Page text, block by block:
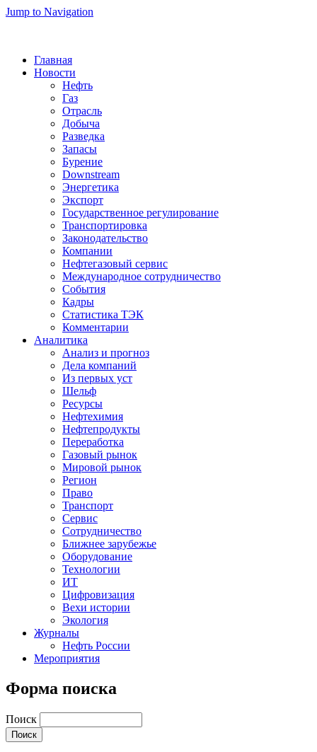
Jump to Navigation
Главная
Новости
Нефть
Газ
Отрасль
Добыча
Разведка
Запасы
Бурение
Downstream
Энергетика
Экспорт
Государственное регулирование
Транспортировка
Законодательство
Компании
Нефтегазовый сервис
Международное сотрудничество
События
Кадры
Статистика ТЭК
Комментарии
Аналитика
Анализ и прогноз
Дела компаний
Из первых уст
Шельф
Ресурсы
Нефтехимия
Нефтепродукты
Переработка
Газовый рынок
Мировой рынок
Регион
Право
Транспорт
Сервис
Сотрудничество
Ближнее зарубежье
Оборудование
Технологии
ИТ
Цифровизация
Вехи истории
Экология
Журналы
Нефть России
Мероприятия
Форма поиска
Поиск